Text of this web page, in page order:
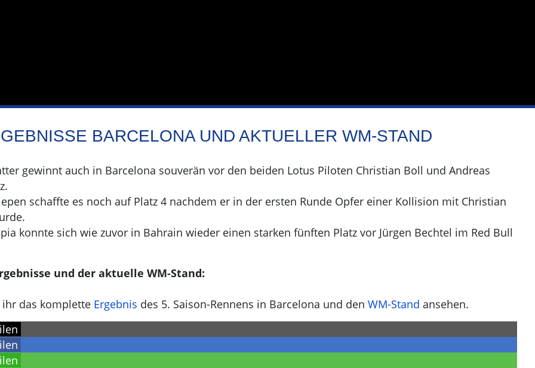
BARCELONA UND AKTUELLER WM-STAND
gewinnt auch in Barcelona souverän vor den beiden Lotus Piloten Christian Boll und Andreas
schaffte es noch auf Platz 4 nachdem er in der ersten Runde Opfer einer Kollision mit Christian
konnte sich wie zuvor in Bahrain wieder einen starken fünften Platz vor Jürgen Bechtel im Red Bull
und der aktuelle WM-Stand:
das komplette Ergebnis des 5. Saison-Rennens in Barcelona und den WM-Stand ansehen.